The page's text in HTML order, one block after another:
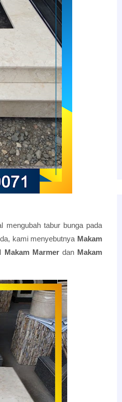
mengubah tabur bunga pada
kami menyebutnya Makam
Makam Marmerdan Makam